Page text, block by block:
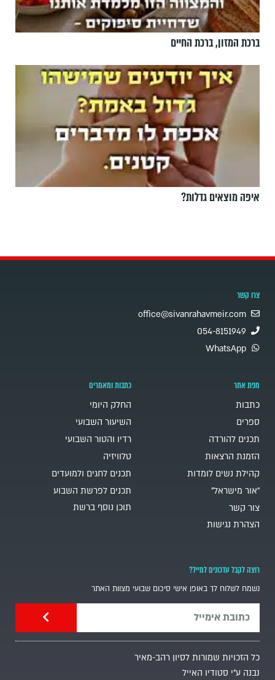
ברכת המזון, ברכת החיים
איפה מוצאים גדלות?
צרו קשר
office@sivanrahavmeir.com
054-8151949
WhatsApp
מפת אתר
כתבות
ספרים
תכנים להורדה
הזמנת הרצאות
קהילת נשים לומדות
"אור מישראל"
צור קשר
הצהרת נגישות
כתבות ומאמרים
החלק היומי
השיעור השבועי
רדיו והטור השבועי
טלוויזיה
תכנים לחגים ולמועדים
תכנים לפרשת השבוע
תוכן נוסף ברשת
רוצה לקבל עדכונים למייל?
נשמח לשלוח לך באופן אישי סיכום שבועי מצוות האתר
כל הזכויות שמורות לסיון רהב-מאיר
נבנה ע"י סטודיו האייל